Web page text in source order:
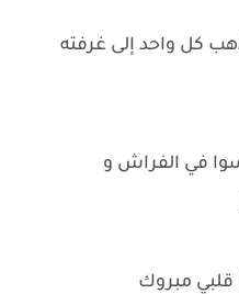
كل واحد إلى غرفته
في الفراش و
قلبي مبروك